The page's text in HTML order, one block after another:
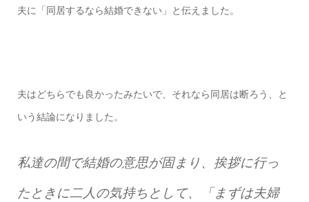
夫に「同居するなら結婚できない」と伝えました。
夫はどちらでも良かったみたいで、それなら同居は断ろう、と
いう結論になりました。
私達の間で結婚の意思が固まり、挨拶に行っ
たときに二人の気持ちとして、「まずは夫婦